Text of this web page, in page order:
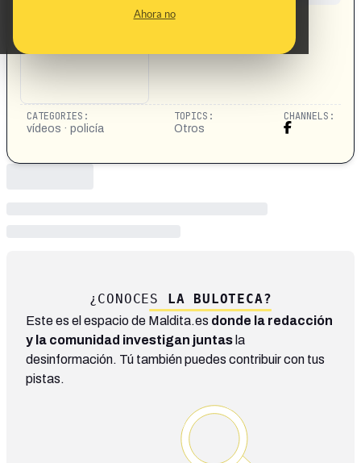
Ahora no
https://www.facebook.com/share/r/17NuoW3g9K/
CATEGORIES:
vídeos · policía
TOPICS:
Otros
CHANNELS:
¿CONOCES LA BULOTECA?
Este es el espacio de Maldita.es donde la redacción
y la comunidad investigan juntas la
desinformación. Tú también puedes contribuir con tus
pistas.